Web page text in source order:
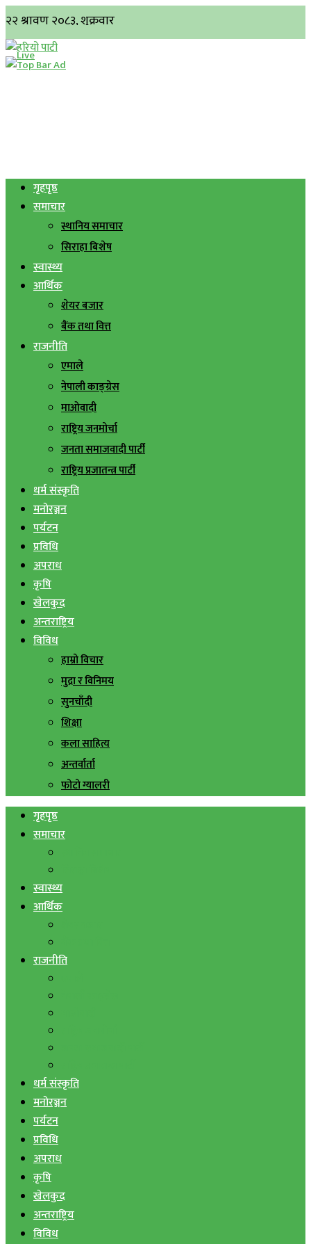
गृहपृष्ठ
समाचार
स्थानिय समाचार
सिराहा बिशेष
स्वास्थ्य
आर्थिक
शेयर बजार
बैंक तथा वित्त
राजनीति
एमाले
नेपाली काङ्ग्रेस
माओवादी
राष्ट्रिय जनमोर्चा
जनता समाजवादी पार्टी
राष्ट्रिय प्रजातन्त्र पार्टी
धर्म संस्कृति
मनोरञ्जन
पर्यटन
प्रविधि
अपराध
कृषि
खेलकुद
अन्तराष्ट्रिय
विविध
हाम्रो विचार
मुद्रा र विनिमय
सुनचाँदी
शिक्षा
कला साहित्य
अन्तर्वार्ता
फोटो ग्यालरी
गृहपृष्ठ
समाचार
स्वास्थ्य
आर्थिक
राजनीति
धर्म संस्कृति
मनोरञ्जन
पर्यटन
प्रविधि
अपराध
कृषि
खेलकुद
अन्तराष्ट्रिय
विविध